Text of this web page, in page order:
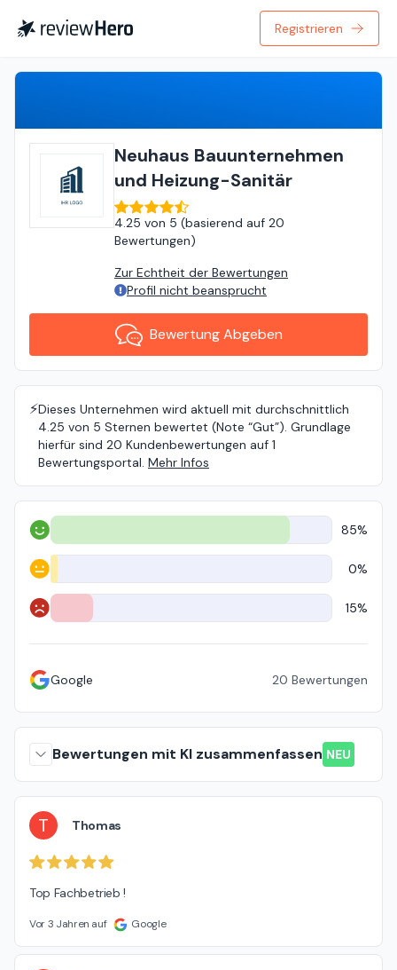
Registrieren
Neuhaus Bauunternehmen
und Heizung-Sanitär
4.25 von 5 (basierend auf 20
Bewertungen)
Zur Echtheit der Bewertungen
Profil nicht beansprucht
Bewertung Abgeben
⚡️Dieses Unternehmen wird aktuell mit durchschnittlich
4.25 von 5 Sternen bewertet (Note “Gut”). Grundlage
hierfür sind 20 Kundenbewertungen auf 1
Bewertungsportal. Mehr Infos
Positiv 85%
Neutral 0%
Negativ 15%
Google 20 Bewertungen
Bewertungen mit KI zusammenfassen NEU
T Thomas
Top Fachbetrieb !
Vor 3 Jahren auf Google